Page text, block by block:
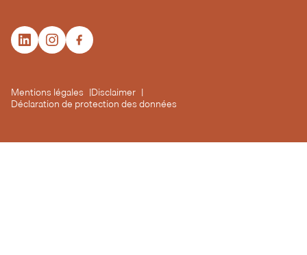
Mentions légales Disclaimer
Déclaration de protection des données